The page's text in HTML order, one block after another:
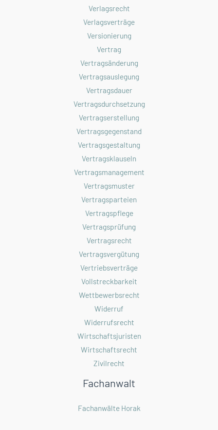
Verlagsrecht
Verlagsverträge
Versionierung
Vertrag
Vertragsänderung
Vertragsauslegung
Vertragsdauer
Vertragsdurchsetzung
Vertragserstellung
Vertragsgegenstand
Vertragsgestaltung
Vertragsklauseln
Vertragsmanagement
Vertragsmuster
Vertragsparteien
Vertragspflege
Vertragsprüfung
Vertragsrecht
Vertragsvergütung
Vertriebsverträge
Vollstreckbarkeit
Wettbewerbsrecht
Widerruf
Widerrufsrecht
Wirtschaftsjuristen
Wirtschaftsrecht
Zivilrecht
Fachanwalt
Fachanwälte Horak